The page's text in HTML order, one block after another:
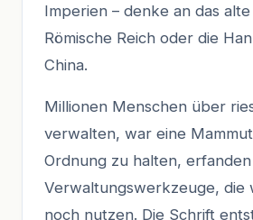
Imperien – denke an das
Römische Reich oder die
China.
Millionen Menschen über
verwalten, war eine
Ordnung zu halten,
Verwaltungswerkzeuge, die
noch nutzen. Die Schrift